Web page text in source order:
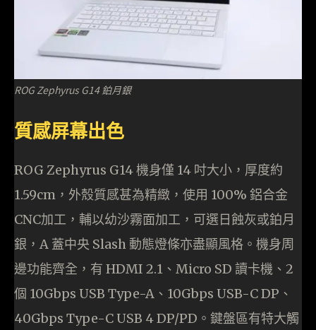
ROG Zephyrus G14 鉑月銀
質感屏幕出色
ROG Zephyrus G14 機身僅 14 吋大小，厚度約
1.59cm，外殼質感甚為精緻，使用 100% 鋁合金
CNC加工，輔以幼沙霧面加工，可選日蝕灰或鉑月
銀，A 蓋中央 Slash 動態燈條亦盡顯風格。機身周
邊功能齊全，有 HDMI 2.1、Micro SD 讀卡機、2
個 10Gbps USB Type-A、10Gbps USB-C DP、
40Gbps Type-C USB 4 DP/PD。鍵盤區有特大觸